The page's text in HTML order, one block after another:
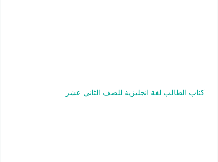
كتاب الطالب لغة انجليزية للصف الثاني عشر